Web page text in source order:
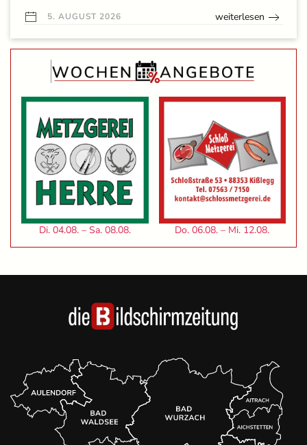
5. AUGUST 2026 weiterlesen
Di. 04.08. – Sa. 08.08. Do. 06.08. – Mi. 12.08.